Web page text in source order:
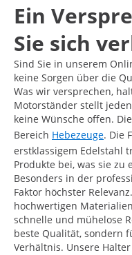
Ein
Sie sich
Sind Sie in unserem
keine Sorgen über die
Was wir versprechen,
Motorständer stellt
keine Wünsche offen.
Bereich Hebezeuge. Die
erstklassigem Edelstahl
Produkte bei, was sie
Besonders in der
Faktor höchster
hochwertigen
schnelle und mühelose
beste Qualität, sondern
Verhältnis. Unsere